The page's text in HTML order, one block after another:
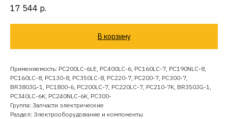
17 544 р.
В корзину
Применяемость: PC200LC-6LE, PC400LC-6, PC160LC-7, PC190NLC-8,
PC160LC-8, PC130-8, PC350LC-8, PC220-7, PC200-7, PC300-7,
BR380JG-1, PC1800-6, PC200LC-7, PC220LC-7, PC210-7K, BR350JG-1,
PC340LC-6K, PC240NLC-6K, PC300-
Группа: Запчасти электрические
Раздел: Электрооборудование и компоненты